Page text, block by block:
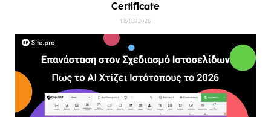
Certificate
18/03/2026